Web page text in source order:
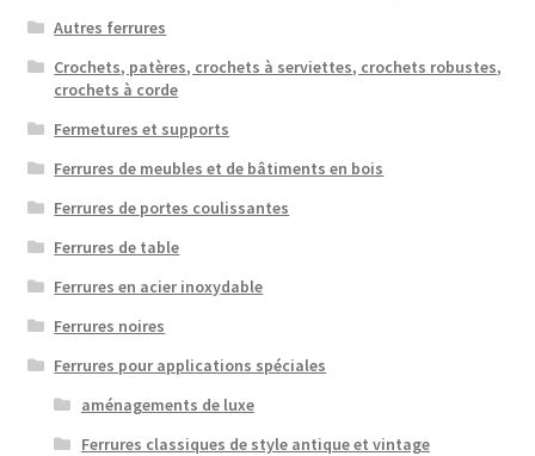
Autres ferrures
Crochets, patères, crochets à serviettes, crochets robustes,
crochets à corde
Fermetures et supports
Ferrures de meubles et de bâtiments en bois
Ferrures de portes coulissantes
Ferrures de table
Ferrures en acier inoxydable
Ferrures noires
Ferrures pour applications spéciales
aménagements de luxe
Ferrures classiques de style antique et vintage